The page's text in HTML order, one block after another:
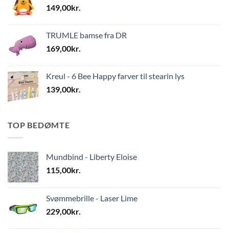
149,00kr.
TRUMLE bamse fra DR
169,00kr.
Kreul - 6 Bee Happy farver til stearin lys
139,00kr.
TOP BEDØMTE
Mundbind - Liberty Eloise
115,00kr.
Svømmebrille - Laser Lime
229,00kr.